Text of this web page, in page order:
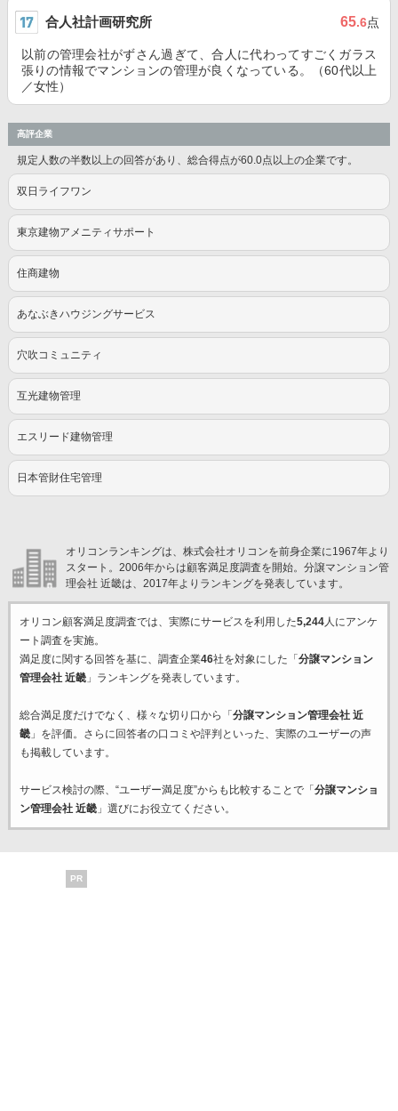
合人社計画研究所 65.6点
以前の管理会社がずさん過ぎて、合人に代わってすごくガラス
張りの情報でマンションの管理が良くなっている。（60代以上
／女性）
高評企業
規定人数の半数以上の回答があり、総合得点が60.0点以上の企業です。
双日ライフワン
東京建物アメニティサポート
住商建物
あなぶきハウジングサービス
穴吹コミュニティ
互光建物管理
エスリード建物管理
日本管財住宅管理
オリコンランキングは、株式会社オリコンを前身企業に1967年より
スタート。2006年からは顧客満足度調査を開始。分譲マンション管
理会社 近畿は、2017年よりランキングを発表しています。
オリコン顧客満足度調査では、実際にサービスを利用した5,244人にアンケ
ート調査を実施。
満足度に関する回答を基に、調査企業46社を対象にした「 分譲マンション
管理会社 近畿」ランキングを発表しています。
総合満足度だけでなく、様々な切り口から「 分譲マンション管理会社 近
畿」を評価。さらに回答者の口コミや評判といった、実際のユーザーの声
も掲載しています。
サービス検討の際、“ユーザー満足度”からも比較することで「 分譲マンショ
ン管理会社 近畿」選びにお役立てください。
PR